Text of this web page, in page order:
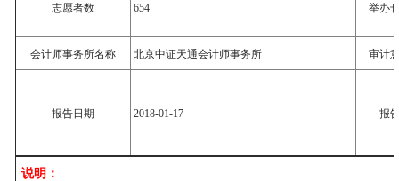
志愿者数 654 举办
会计师事务所名称 北京中证天通会计师事务所 审计
报告日期 2018-01-17 报
说明：